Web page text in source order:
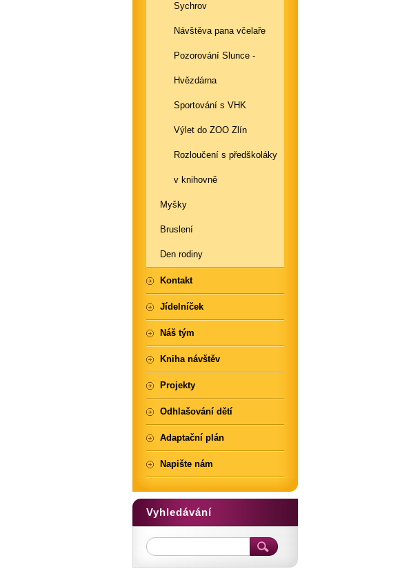
Sychrov
Návštěva pana včelaře
Pozorování Slunce -
Hvězdárna
Sportování s VHK
Výlet do ZOO Zlín
Rozloučení s předškoláky
v knihovně
Myšky
Bruslení
Den rodiny
Kontakt
Jídelníček
Náš tým
Kniha návštěv
Projekty
Odhlašování dětí
Adaptační plán
Napište nám
Vyhledávání